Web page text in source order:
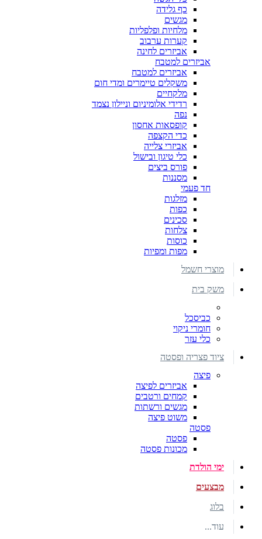
כף גלידה
מגשים
מלחיות ופלפליות
קערות ערבוב
אביזרים לחינה
אביזרים למטבח
אביזרים למטבח
משקלים טיימרים ומדי חום
מלקחיים
רדידי אלומיניום וניילון נצמד
נפה
קופסאות אחסון
כדי הקצפה
אביזרי צלייה
כלי טיגון ובישול
פורס ביצים
מסננות
חד פעמי
מזלגות
כפות
סכינים
צלחות
כוסות
מפות ומפיות
מוצרי חשמל
משק בית
כביסכל
חומרי ניקוי
כלי עזר
ציוד פצריה ופסטה
פיצה
אביזרים לפיצה
קמחים ורטבים
מגשים ורשתות
משוט פיצה
פסטה
פסטה
מכונות פסטה
ימי הולדת
מבצעים
בלוג
עוד...